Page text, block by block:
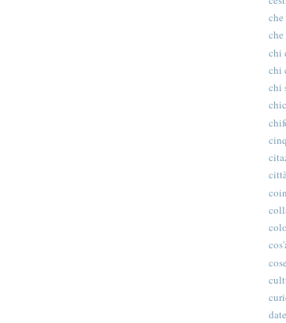
chi
chi
chi